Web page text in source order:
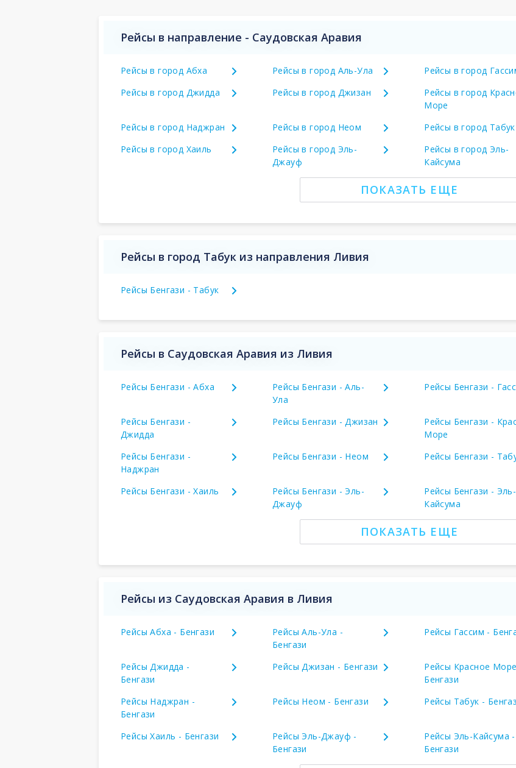
Рейсы в направление - Саудовская Аравия
Рейсы в город Абха Рейсы в город Аль-Ула Рейсы в город
Рейсы в город Джидда
Рейсы в город Джизан
Рейсы в город
Море
Рейсы в город Наджран Рейсы в город Неом Рейсы в город Табук
Рейсы в город Хаиль
Рейсы в город Эль-
Джауф
Рейсы в город Эль-
Кайсума
ПОКАЗАТЬ ЕЩЕ
Рейсы в город Табук из направления Ливия
Рейсы Бенгази - Табук
Рейсы в Саудовская Аравия из Ливия
Рейсы Бенгази - Абха
Рейсы Бенгази - Аль-
Ула
Рейсы Бенгази -
Рейсы Бенгази -
Джидда
Рейсы Бенгази - Джизан
Рейсы Бенгази -
Море
Рейсы Бенгази -
Наджран
Рейсы Бенгази - Неом Рейсы Бенгази -
Рейсы Бенгази - Хаиль
Рейсы Бенгази - Эль-
Джауф
Рейсы Бенгази - Эль-
Кайсума
ПОКАЗАТЬ ЕЩЕ
Рейсы из Саудовская Аравия в Ливия
Рейсы Абха - Бенгази
Рейсы Аль-Ула -
Бенгази
Рейсы Гассим -
Рейсы Джидда -
Бенгази
Рейсы Джизан - Бенгази
Рейсы Красное
Бенгази
Рейсы Наджран -
Бенгази
Рейсы Неом - Бенгази Рейсы Табук -
Рейсы Хаиль - Бенгази
Рейсы Эль-Джауф -
Бенгази
Рейсы Эль-Кайсума -
Бенгази